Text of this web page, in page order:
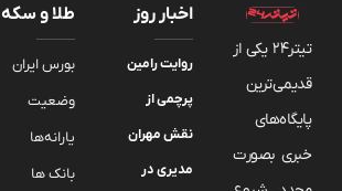
تیتر24 یکی از
قدیمی‌ترین
پایگاه‌های
خبری بصورت
اخبار روز
روایت رامین
پرچمی از
نقش مهران
مدیری در
طلا و سکه
بورس ایران
وضعیت
یارانه‌ها
بانک ها